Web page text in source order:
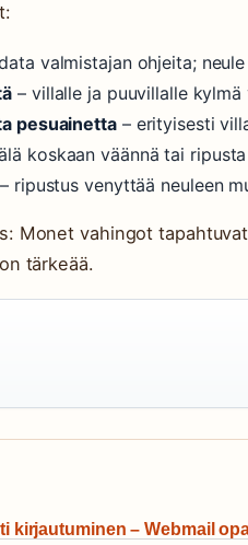
valmistajan ohjeita;
– villalle ja puuvillalle
pesuainetta– erityisesti
koskaan väännä tai
– ripustus venyttää neuleen
Monet vahingot
tärkeää.
kirjautuminen – Webmail